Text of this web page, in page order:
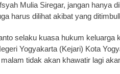
Mulia Siregar, jangan hanya
harus dilihat akibat yang
selaku kuasa hukum
Yogyakarta (Kejari) Kota
tidak akan khawatir lagi